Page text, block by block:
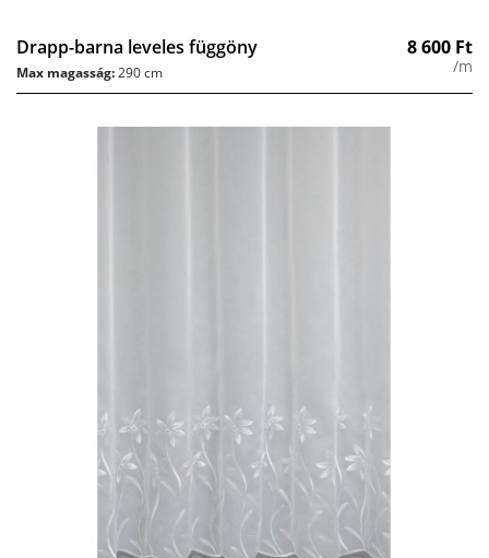
Drapp-barna leveles függöny 8 600 Ft
/m
Max magasság:290 cm